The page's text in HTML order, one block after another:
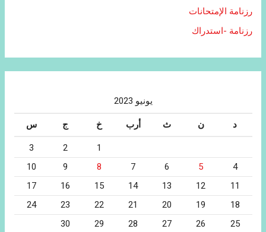
رزنامة الإمتحانات
رزنامة -استدراك
يونيو 2023
د ن ث أرب خ ج س
1
2
3
4
5
6
7
8
9
10
11
12
13
14
15
16
17
18
19
20
21
22
23
24
25
26
27
28
29
30